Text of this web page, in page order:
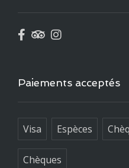
Paiements acceptés
Visa Espèces
Chèques